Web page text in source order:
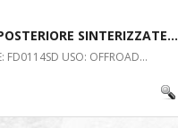
SINTERIZZATE...
FD0114SD USO: OFFROAD...